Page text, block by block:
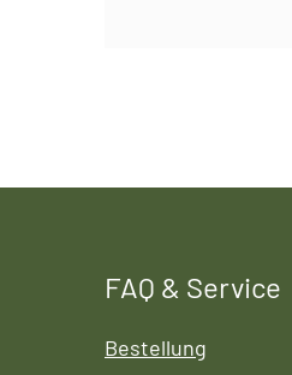
FAQ & Service
Bestellung